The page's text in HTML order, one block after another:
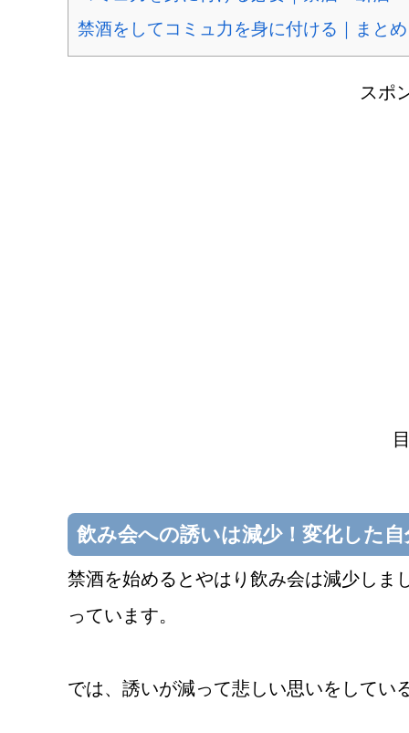
禁酒をしてコミュ力を身に付ける｜まとめ
スポ
飲み会への誘いは減少！変化した
禁酒を始めるとやはり飲み会は減少しま
っています。
では、誘いが減って悲しい思いをしてい